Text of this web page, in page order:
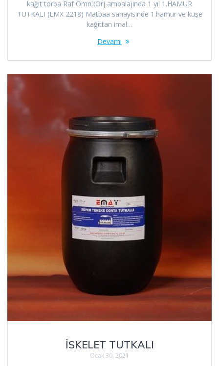
kağıt torba Raf Ömrü:Orj ambalajında 1 yıl 1.HAMUR
TUTKALI (EMX 2218) Matbaa sanayisinde 1.hamur ve kuşe
kağıttan imal…
Devamı
İSKELET TUTKALI
Ocak 30, 2021